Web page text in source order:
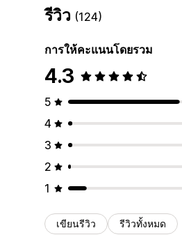
รีวิว (124)
การให้คะแนนโดยรวม
4.3
5
4
3
2
1
เขียนรีวิว รีวิวทั้งหมด